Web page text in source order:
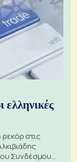
ελληνικές
ρεκόρ στις
Συνδέσμου